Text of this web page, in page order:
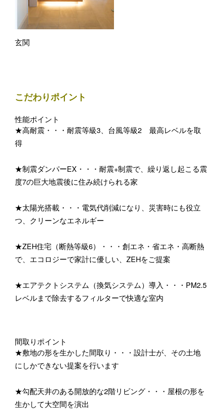
玄関
こだわりポイント
性能ポイント
★高耐震・・・耐震等級3、台風等級2 最高レベルを取
得
★制震ダンパーEX・・・耐震+制震で、繰り返し起こる震
度7の巨大地震後に住み続けられる家
★太陽光搭載・・・電気代削減になり、災害時にも役立
つ、クリーンなエネルギー
★ZEH住宅（断熱等級6）・・・創エネ・省エネ・高断熱
で、エコロジーで家計に優しい、ZEHをご提案
★エアテクトシステム（換気システム）導入・・・PM2.5
レベルまで除去するフィルターで快適な室内
間取りポイント
★敷地の形を生かした間取り・・・設計士が、その土地
にしかできない提案を行います
★勾配天井のある開放的な2階リビング・・・屋根の形を
生かして大空間を演出